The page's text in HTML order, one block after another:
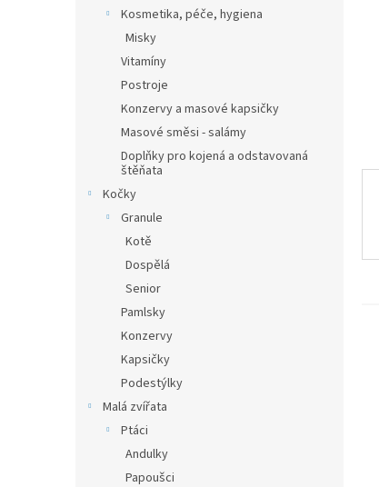
Kosmetika, péče, hygiena
Misky
Vitamíny
Postroje
Konzervy a masové kapsičky
Masové směsi - salámy
Doplňky pro kojená a odstavovaná
štěňata
Kočky
Granule
Kotě
Dospělá
Senior
Pamlsky
Konzervy
Kapsičky
Podestýlky
Malá zvířata
Ptáci
Andulky
Papoušci